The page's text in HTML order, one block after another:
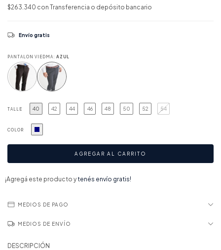
$263.340 con Transferencia o depósito bancario
Envío gratis
PANTALON VIEDMA: AZUL
TALLE 40 42 44 46 48 50 52 54
COLOR
¡Agregá este producto ytenés envío gratis!
MEDIOS DE PAGO
MEDIOS DE ENVÍO
DESCRIPCIÓN